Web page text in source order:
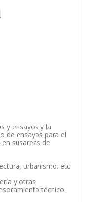
y ensayos y la
de ensayos para el
susareas de
urbanismo. etc
y otras
técnico